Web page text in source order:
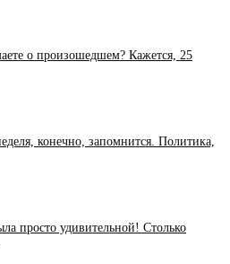
о произошедшем? Кажется, 25
конечно, запомнится. Политика,
просто удивительной! Столько